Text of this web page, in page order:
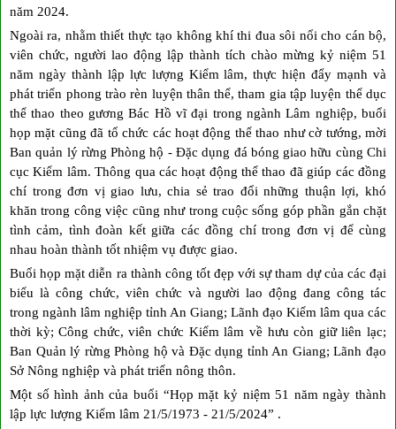
năm 2024.
Ngoài ra, nhằm thiết thực tạo không khí thi đua sôi nổi cho cán bộ,
viên chức, người lao động lập thành tích chào mừng kỷ niệm 51
năm ngày thành lập lực lượng Kiểm lâm, thực hiện đẩy mạnh và
phát triển phong trào rèn luyện thân thể, tham gia tập luyện thể dục
thể thao theo gương Bác Hồ vĩ đại trong ngành Lâm nghiệp, buổi
họp mặt cũng đã tổ chức các hoạt động thể thao như cờ tướng, mời
Ban quản lý rừng Phòng hộ - Đặc dụng đá bóng giao hữu cùng Chi
cục Kiểm lâm. Thông qua các hoạt động thể thao đã giúp các đồng
chí trong đơn vị giao lưu, chia sẻ trao đổi những thuận lợi, khó
khăn trong công việc cũng như trong cuộc sống góp phần gắn chặt
tình cảm, tình đoàn kết giữa các đồng chí trong đơn vị để cùng
nhau hoàn thành tốt nhiệm vụ được giao.
Buổi họp mặt diễn ra thành công tốt đẹp với sự tham dự của các đại
biểu là công chức, viên chức và người lao động đang công tác
trong ngành lâm nghiệp tỉnh An Giang; Lãnh đạo Kiểm lâm qua các
thời kỳ; Công chức, viên chức Kiểm lâm về hưu còn giữ liên lạc;
Ban Quản lý rừng Phòng hộ và Đặc dụng tỉnh An Giang; Lãnh đạo
Sở Nông nghiệp và phát triển nông thôn.
Một số hình ảnh của buổi “Họp mặt kỷ niệm 51 năm ngày thành
lập lực lượng Kiểm lâm 21/5/1973 - 21/5/2024” .